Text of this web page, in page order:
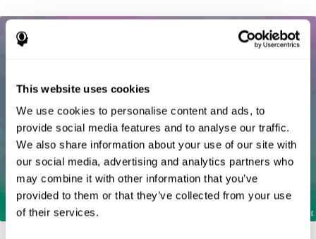
This website uses cookies
We use cookies to personalise content and ads, to
provide social media features and to analyse our traffic.
We also share information about your use of our site with
our social media, advertising and analytics partners who
may combine it with other information that you’ve
provided to them or that they’ve collected from your use
of their services.